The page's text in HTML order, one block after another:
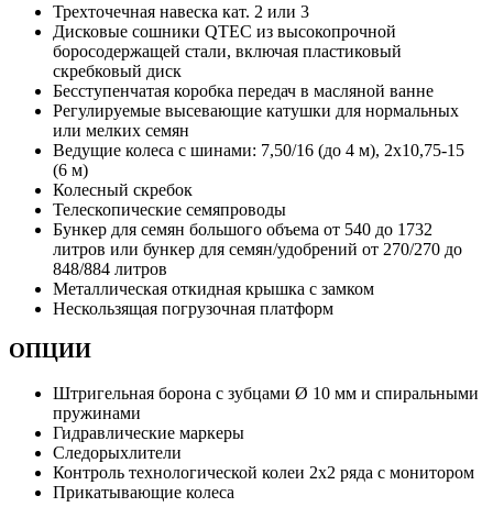
Трехточечная навеска кат. 2 или 3
Дисковые сошники QTEC из высокопрочной
боросодержащей стали, включая пластиковый
скребковый диск
Бесступенчатая коробка передач в масляной ванне
Регулируемые высевающие катушки для нормальных
или мелких семян
Ведущие колеса с шинами: 7,50/16 (до 4 м), 2х10,75-15
(6 м)
Колесный скребок
Телескопические семяпроводы
Бункер для семян большого объема от 540 до 1732
литров или бункер для семян/удобрений от 270/270 до
848/884 литров
Металлическая откидная крышка с замком
Нескользящая погрузочная платформ
ОПЦИИ
Штригельная борона с зубцами Ø 10 мм и спиральными
пружинами
Гидравлические маркеры
Следорыхлители
Контроль технологической колеи 2х2 ряда с монитором
Прикатывающие колеса